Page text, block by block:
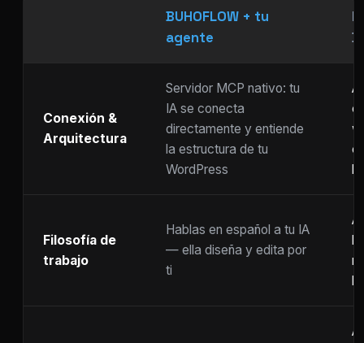
BUHOFLOW + tu
agente
Conexión &
Arquitectura
Servidor MCP nativo: tu
IA se conecta
directamente y entiende
la estructura de tu
WordPress
Filosofía de
trabajo
Hablas en español a tu IA
— ella diseña y edita por
ti